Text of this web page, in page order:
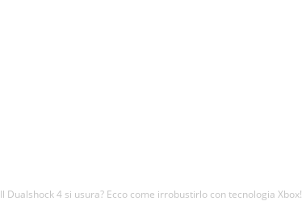
Il Dualshock 4 si usura? Ecco come irrobustirlo con tecnologia Xbox!